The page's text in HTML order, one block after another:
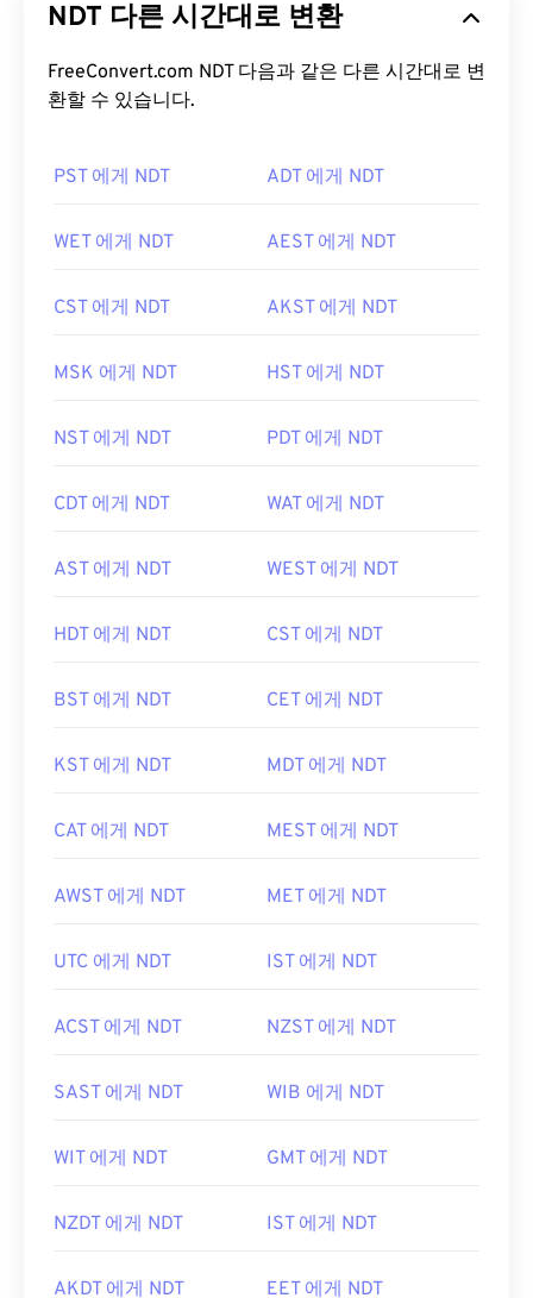
NDT 다른 시간대로 변환
FreeConvert.com NDT 다음과 같은 다른 시간대로 변
환할 수 있습니다.
PST 에게 NDT ADT 에게 NDT
WET 에게 NDT AEST 에게 NDT
CST 에게 NDT AKST 에게 NDT
MSK 에게 NDT HST 에게 NDT
NST 에게 NDT PDT 에게 NDT
CDT 에게 NDT WAT 에게 NDT
AST 에게 NDT WEST 에게 NDT
HDT 에게 NDT CST 에게 NDT
BST 에게 NDT CET 에게 NDT
KST 에게 NDT MDT 에게 NDT
CAT 에게 NDT MEST 에게 NDT
AWST 에게 NDT MET 에게 NDT
UTC 에게 NDT IST 에게 NDT
ACST 에게 NDT NZST 에게 NDT
SAST 에게 NDT WIB 에게 NDT
WIT 에게 NDT GMT 에게 NDT
NZDT 에게 NDT IST 에게 NDT
AKDT 에게 NDT EET 에게 NDT